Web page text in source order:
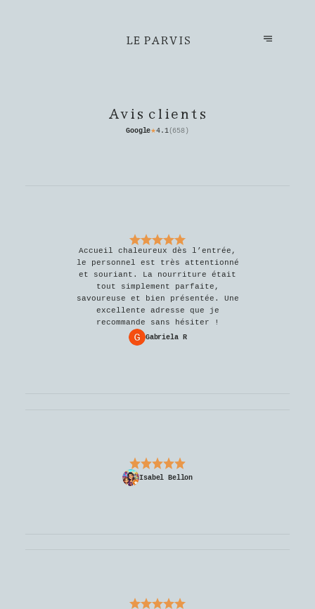
LE PARVIS
Avis clients
Google★4.1(658)
Accueil chaleureux dès l’entrée,
le personnel est très attentionné
et souriant. La nourriture était
tout simplement parfaite,
savoureuse et bien présentée. Une
excellente adresse que je
recommande sans hésiter !
Gabriela R
Isabel Bellon